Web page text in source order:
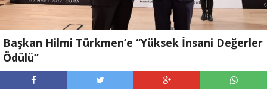
Başkan Hilmi Türkmen’e “Yüksek İnsani Değerler
Ödülü”